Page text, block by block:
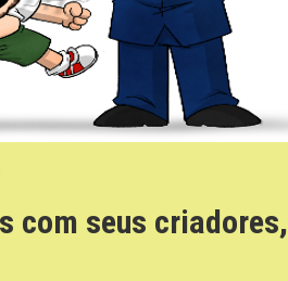
com seus